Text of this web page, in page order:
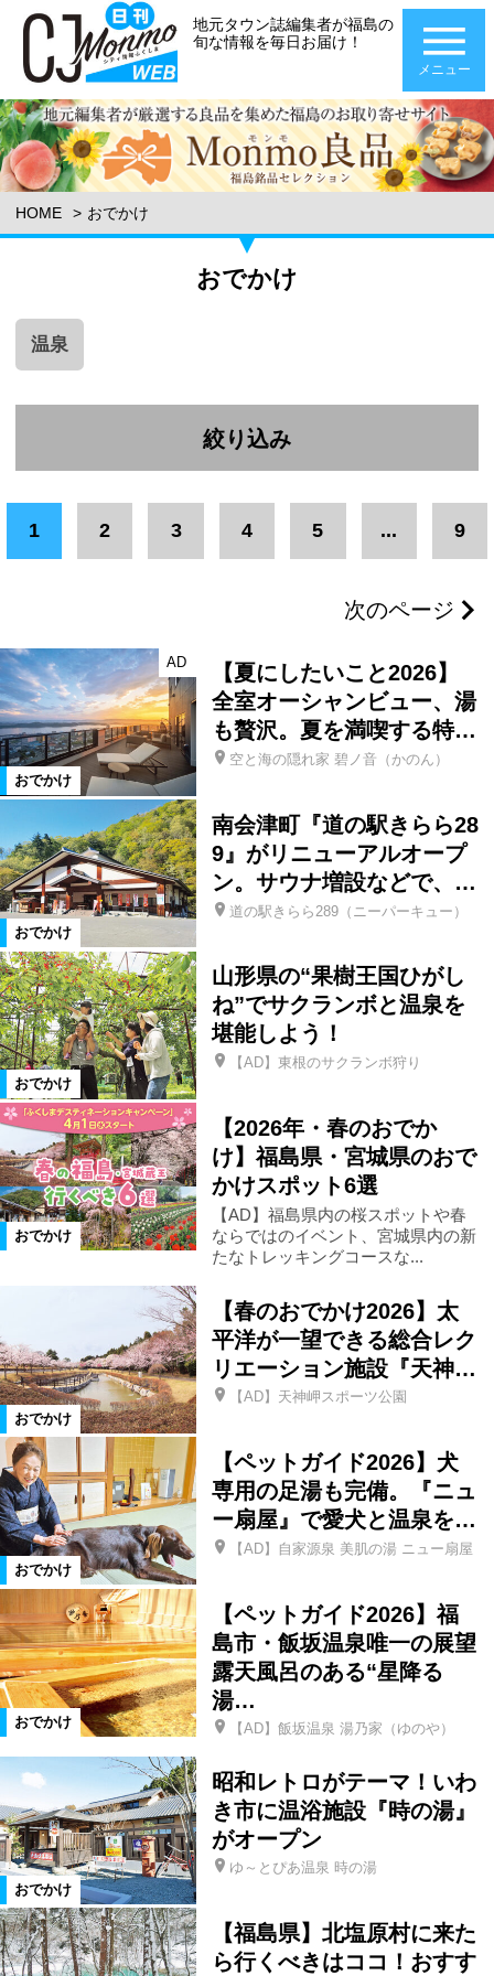
地元タウン誌編集者が福島の
旬な情報を毎日お届け！
メニュー
HOME おでかけ
おでかけ
温泉
絞り込み
エリア
浪江町 葛尾村 双葉町
楢葉町 広野町 福島市
二本松市 郡山市 新地町
相馬市 県北エリア 県中エリア
浜通りエリア 新潟県 三島町
会津エリア 南相馬市 いわき市
柳津町 金山町 昭和村
南会津町 只見町 檜枝岐村
下郷町 会津若松市 三春町
猪苗代町 国見町 伊達市
鏡石町 白河市
矢吹町 棚倉町 喜多方市
会津坂下町 会津美里町 飯舘村
県南エリア 宮城県 磐梯町
玉川村 本宮市 平田村
山形県 天栄村 北塩原村
矢祭町 桑折町 川俣町
大玉村 田村市 湯川村
西会津町 古殿町
石川町 福島県全域 泉崎村
1 2 3 4 5 ... 9
次のページ
おでかけ
AD
【夏にしたいこと2026】
全室オーシャンビュー、湯
も贅沢。夏を満喫する特…
空と海の隠れ家 碧ノ音（かのん）
おでかけ
南会津町『道の駅きらら28
9』がリニューアルオープ
ン。サウナ増設などで、…
道の駅きらら289（ニーパーキュー）
おでかけ
山形県の“果樹王国ひがし
ね”でサクランボと温泉を
堪能しよう！
【AD】東根のサクランボ狩り
おでかけ
【2026年・春のおでか
け】福島県・宮城県のおで
かけスポット6選
【AD】福島県内の桜スポットや春
ならではのイベント、宮城県内の新
たなトレッキングコースな...
おでかけ
【春のおでかけ2026】太
平洋が一望できる総合レク
リエーション施設『天神…
【AD】天神岬スポーツ公園
おでかけ
【ペットガイド2026】犬
専用の足湯も完備。『ニュ
ー扇屋』で愛犬と温泉を…
【AD】自家源泉 美肌の湯 ニュー扇屋
おでかけ
【ペットガイド2026】福
島市・飯坂温泉唯一の展望
露天風呂のある“星降る
湯…
【AD】飯坂温泉 湯乃家（ゆのや）
おでかけ
昭和レトロがテーマ！いわ
き市に温浴施設『時の湯』
がオープン
ゆ～とぴあ温泉 時の湯
【福島県】北塩原村に来た
ら行くべきはココ！おすす